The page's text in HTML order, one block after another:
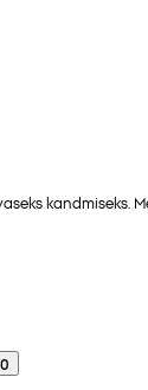
kandmiseks.